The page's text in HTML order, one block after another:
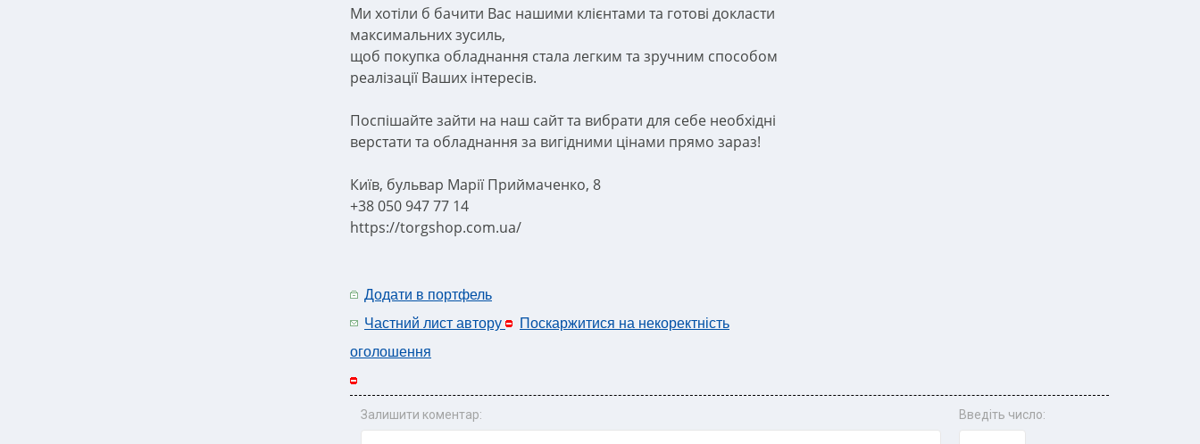
Ми хотіли б бачити Вас нашими клієнтами та готові докласти
максимальних зусиль,
щоб покупка обладнання стала легким та зручним способом
реалізації Ваших інтересів.
Поспішайте зайти на наш сайт та вибрати для себе необхідні
верстати та обладнання за вигідними цінами прямо зараз!
Київ, бульвар Марії Приймаченко, 8
+38 050 947 77 14
https://torgshop.com.ua/
Додати в портфель
Частний лист автору
Поскаржитися на некоректність
оголошення
Залишити коментар: Введіть число: